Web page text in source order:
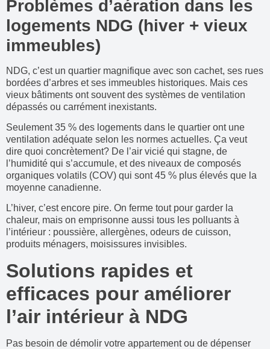
Problèmes d’aération dans les
logements NDG (hiver + vieux
immeubles)
NDG, c’est un quartier magnifique avec son cachet, ses rues
bordées d’arbres et ses immeubles historiques. Mais ces
vieux bâtiments ont souvent des systèmes de ventilation
dépassés ou carrément inexistants.
Seulement 35 % des logements dans le quartier ont une
ventilation adéquate selon les normes actuelles. Ça veut
dire quoi concrètement? De l’air vicié qui stagne, de
l’humidité qui s’accumule, et des niveaux de composés
organiques volatils (COV) qui sont 45 % plus élevés que la
moyenne canadienne.
L’hiver, c’est encore pire. On ferme tout pour garder la
chaleur, mais on emprisonne aussi tous les polluants à
l’intérieur : poussière, allergènes, odeurs de cuisson,
produits ménagers, moisissures invisibles.
Solutions rapides et
efficaces pour améliorer
l’air intérieur à NDG
Pas besoin de démolir votre appartement ou de dépenser